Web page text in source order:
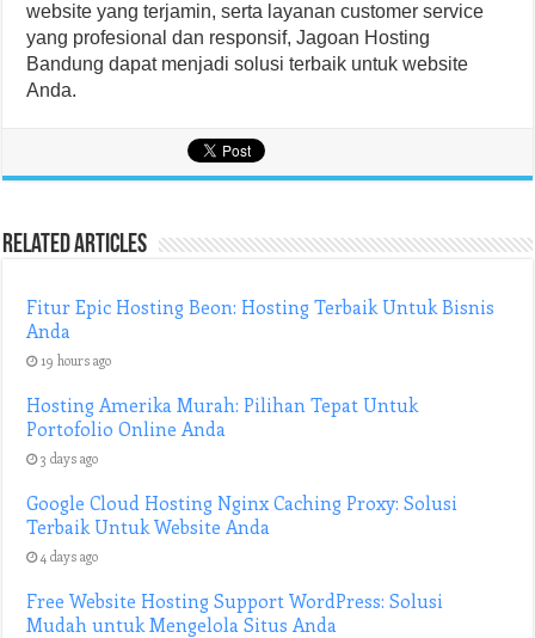
website yang terjamin, serta layanan customer service
yang profesional dan responsif, Jagoan Hosting
Bandung dapat menjadi solusi terbaik untuk website
Anda.
Related Articles
Fitur Epic Hosting Beon: Hosting Terbaik Untuk Bisnis
Anda
19 hours ago
Hosting Amerika Murah: Pilihan Tepat Untuk
Portofolio Online Anda
3 days ago
Google Cloud Hosting Nginx Caching Proxy: Solusi
Terbaik Untuk Website Anda
4 days ago
Free Website Hosting Support WordPress: Solusi
Mudah untuk Mengelola Situs Anda